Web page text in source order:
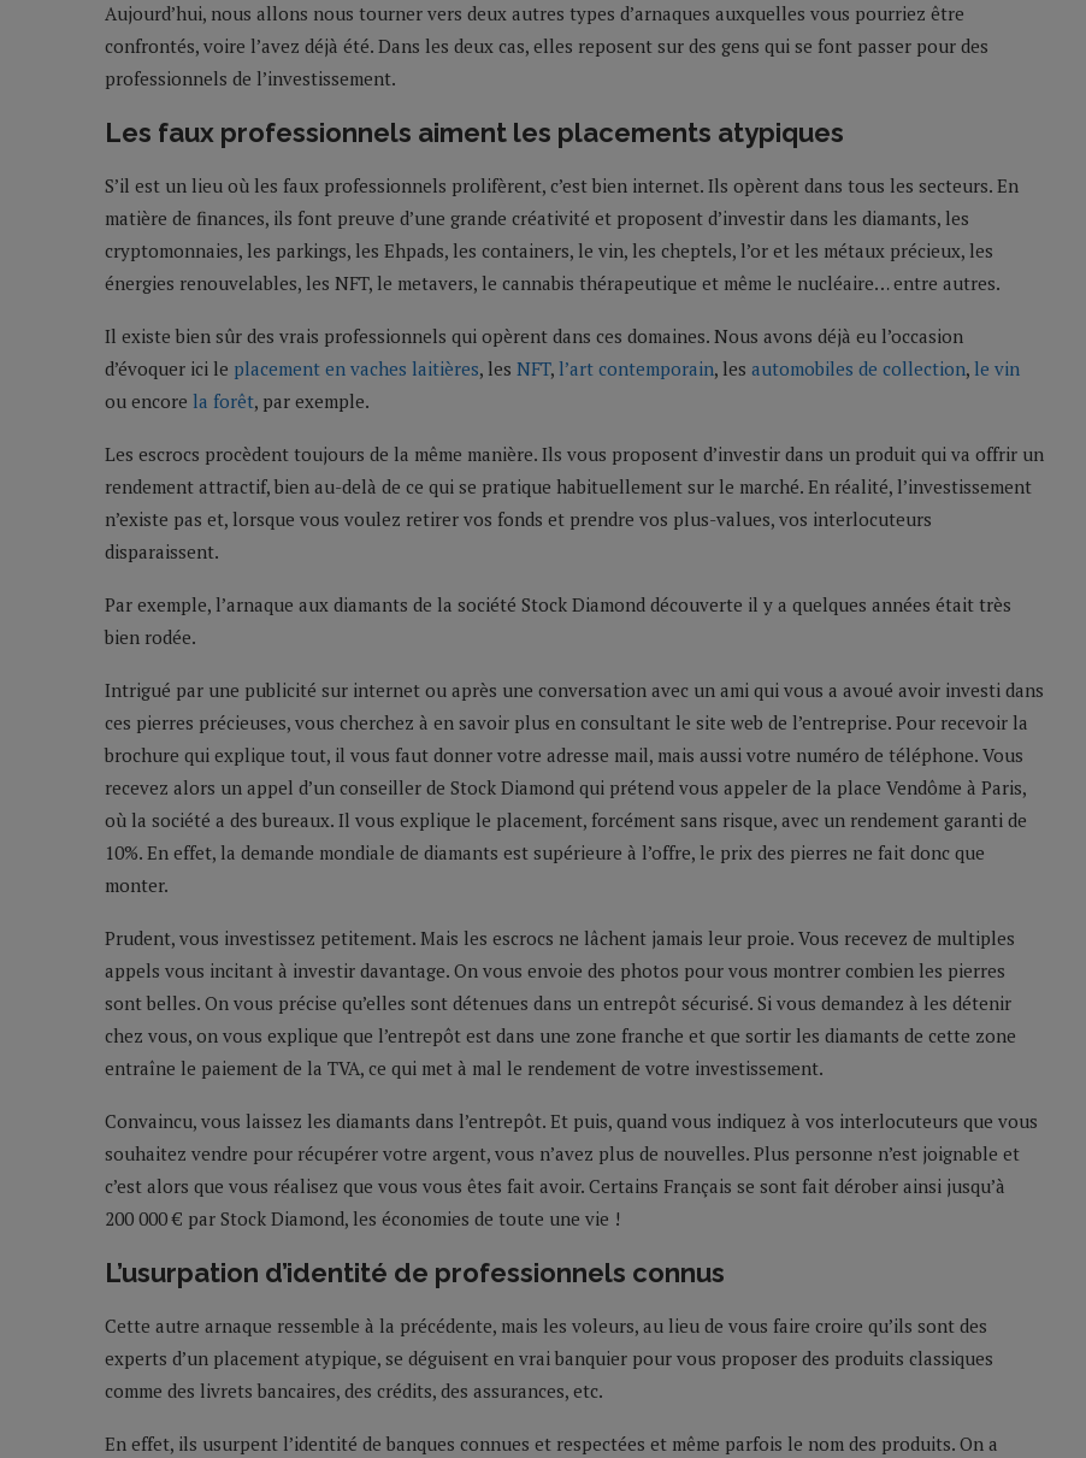
Aujourd’hui, nous allons nous tourner vers deux autres types d’arnaques auxquelles vous pourriez être
confrontés, voire l’avez déjà été. Dans les deux cas, elles reposent sur des gens qui se font passer pour des
professionnels de l’investissement.
Les faux professionnels aiment les placements atypiques
S’il est un lieu où les faux professionnels prolifèrent, c’est bien internet. Ils opèrent dans tous les secteurs. En
matière de finances, ils font preuve d’une grande créativité et proposent d’investir dans les diamants, les
cryptomonnaies, les parkings, les Ehpads, les containers, le vin, les cheptels, l’or et les métaux précieux, les
énergies renouvelables, les NFT, le metavers, le cannabis thérapeutique et même le nucléaire… entre autres.
Il existe bien sûr des vrais professionnels qui opèrent dans ces domaines. Nous avons déjà eu l’occasion
d’évoquer ici le placement en vaches laitières, les NFT, l’art contemporain, les automobiles de collection, le vin
ou encore la forêt, par exemple.
Les escrocs procèdent toujours de la même manière. Ils vous proposent d’investir dans un produit qui va offrir un
rendement attractif, bien au-delà de ce qui se pratique habituellement sur le marché. En réalité, l’investissement
n’existe pas et, lorsque vous voulez retirer vos fonds et prendre vos plus-values, vos interlocuteurs
disparaissent.
Par exemple, l’arnaque aux diamants de la société Stock Diamond découverte il y a quelques années était très
bien rodée.
Intrigué par une publicité sur internet ou après une conversation avec un ami qui vous a avoué avoir investi dans
ces pierres précieuses, vous cherchez à en savoir plus en consultant le site web de l’entreprise. Pour recevoir la
brochure qui explique tout, il vous faut donner votre adresse mail, mais aussi votre numéro de téléphone. Vous
recevez alors un appel d’un conseiller de Stock Diamond qui prétend vous appeler de la place Vendôme à Paris,
où la société a des bureaux. Il vous explique le placement, forcément sans risque, avec un rendement garanti de
10%. En effet, la demande mondiale de diamants est supérieure à l’offre, le prix des pierres ne fait donc que
monter.
Prudent, vous investissez petitement. Mais les escrocs ne lâchent jamais leur proie. Vous recevez de multiples
appels vous incitant à investir davantage. On vous envoie des photos pour vous montrer combien les pierres
sont belles. On vous précise qu’elles sont détenues dans un entrepôt sécurisé. Si vous demandez à les détenir
chez vous, on vous explique que l’entrepôt est dans une zone franche et que sortir les diamants de cette zone
entraîne le paiement de la TVA, ce qui met à mal le rendement de votre investissement.
Convaincu, vous laissez les diamants dans l’entrepôt. Et puis, quand vous indiquez à vos interlocuteurs que vous
souhaitez vendre pour récupérer votre argent, vous n’avez plus de nouvelles. Plus personne n’est joignable et
c’est alors que vous réalisez que vous vous êtes fait avoir. Certains Français se sont fait dérober ainsi jusqu’à
200 000 € par Stock Diamond, les économies de toute une vie !
L’usurpation d’identité de professionnels connus
Cette autre arnaque ressemble à la précédente, mais les voleurs, au lieu de vous faire croire qu’ils sont des
experts d’un placement atypique, se déguisent en vrai banquier pour vous proposer des produits classiques
comme des livrets bancaires, des crédits, des assurances, etc.
En effet, ils usurpent l’identité de banques connues et respectées et même parfois le nom des produits. On a